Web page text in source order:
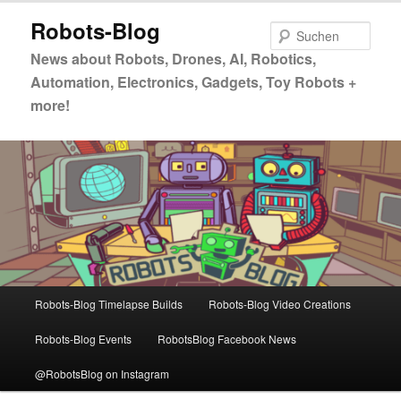
primären
springen
sekundären
springen
Robots-Blog
News about Robots, Drones, AI, Robotics,
Automation, Electronics, Gadgets, Toy Robots +
more!
Robots-Blog Timelapse Builds Robots-Blog Video Creations
Robots-Blog Events RobotsBlog Facebook News
@RobotsBlog on Instagram